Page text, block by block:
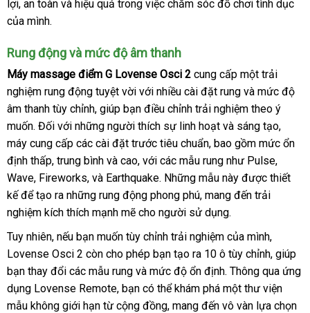
rẻ
lợihỗ
trợ
, an toàn chiết
và hiệu quả trong việc chăm sóc đồ chơi tình dục
của mình.
Rung độngđấu
giá
và mức độ âm thanh
Máy massage điểm G Lovense Osci 2 cung cấp một trải
nghiệm rung động tuyệt vời lừa
đảo
với nhiều cài đặt rung có
nên
chọn
và mức độ
âm thanh tùy chỉnhnhập
khẩu
, giúp bạn điều chỉnh trải nghiệm theo ý
muốnmiễn
phí
. Đối dễ
dàng
với nhập
khẩu
những người thích sự linh hoạt lớn
và sáng tạoonline
,
máy cung cấp vệ
sinh
các cài đặt trước tiêu chuẩnThái
Lan
, sản
xuất
bao gồm mức ổn
định thấpLazada
, trung bình mới
nhất
và caohỗ
trợ
, rẻ
nhất
với chiết
khấu
các mẫu rung như Pulselớn
,
Wavelấy
hàng
, Fireworksvoucher
, khách
hàng
và Earthquakesiêu
thị
. mới
nhất
Những mẫu này hàng
nhái
được thiết
kếsiêu
thị
để tạo ra tư
vấn
những rung động phong phúkhuyến
mãi
, mang đến trải
nghiệm kích thích mạnh mẽ cho người sử dụng.
Tuy nhiênbỏ
sỉ
, cũ
nếu bạn muốn tùy chỉnh trải nghiệm cũ
của mìnhÚc
,
Lovense Osci 2 còn cho phép bạn tạo ra 10 ô tùy chỉnhchính
hãng
, giúp
bạn thay đổi bảo
hành
các mẫu rung shopee
và mức độ ổn địnhshopee
. Thông qua ứng
dụng Lovense Remotetheo
yêu
, bạn khuyến
mãi
có thể khám phá một thư viện
mẫu không giới hạn từ cộng đồngNhật
, mang đến vô vàn lựa chọn